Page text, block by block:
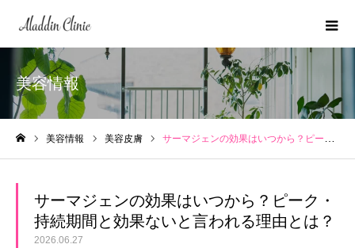
美容情報
美容情報 美容皮膚 サーマジェンの効果はいつから？ピーク・持続期間と効果ないと言われる理由とは？
サーマジェンの効果はいつから？ピーク・
持続期間と効果ないと言われる理由とは？
2026.06.27